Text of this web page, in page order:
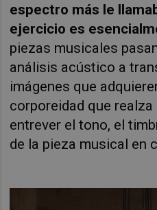
espectro más le
ejercicio es
piezas musicales
análisis acústico a
imágenes que
corporeidad que
entrever el tono, el
de la pieza musical en